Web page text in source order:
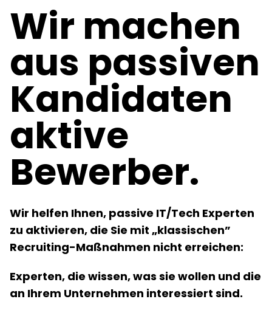
Wir machen
aus passiven
Kandidaten
aktive
Bewerber.
Wir helfen Ihnen, passive IT/Tech Experten
zu aktivieren, die Sie mit „klassischen”
Recruiting-Maßnahmen nicht erreichen:
Experten, die wissen, was sie wollen und die
an Ihrem Unternehmen interessiert sind.